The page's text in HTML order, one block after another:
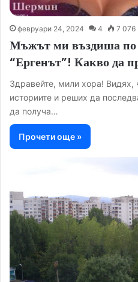
февруари 24, 2024 4 7 076
Мъжът ми въздиша по
“Ергенът”! Какво да
Здравейте, мили хора! Видях,
историите и реших да
да получа…
Прочети още »